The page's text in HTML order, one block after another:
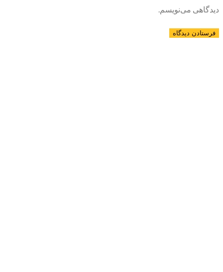
دیدگاهی می‌نویسم.